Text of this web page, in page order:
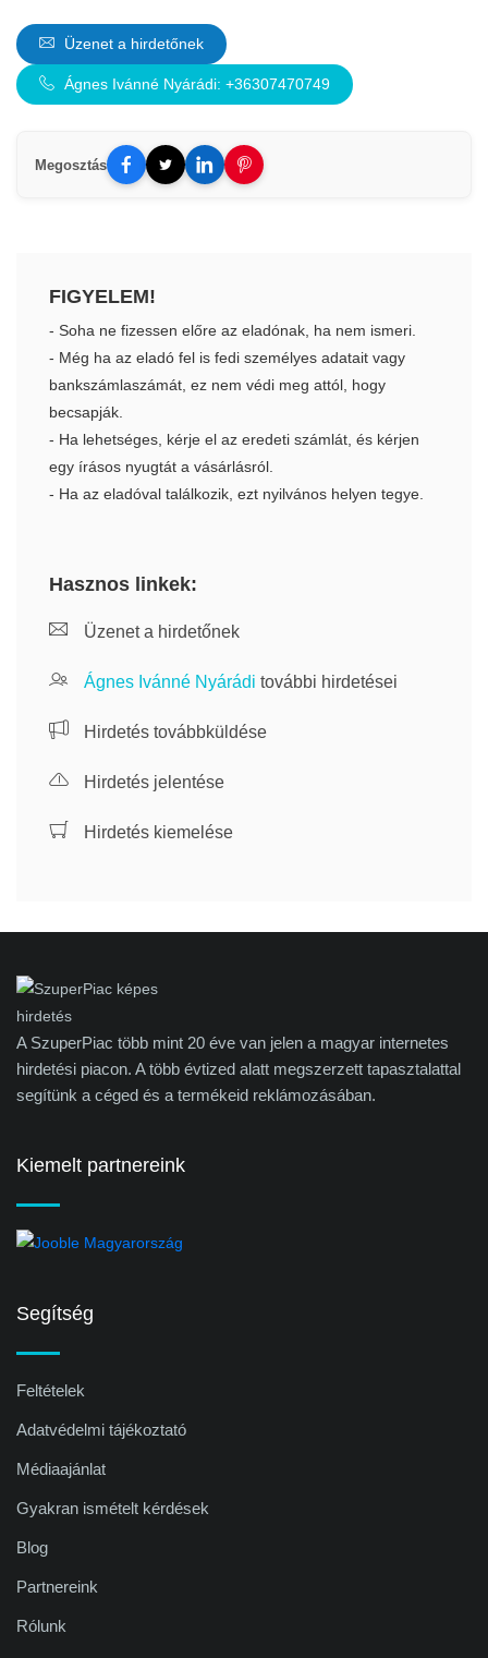
Üzenet a hirdetőnek
Ágnes Ivánné Nyárádi: +36307470749
Megosztás
FIGYELEM!
- Soha ne fizessen előre az eladónak, ha nem ismeri.
- Még ha az eladó fel is fedi személyes adatait vagy
bankszámlaszámát, ez nem védi meg attól, hogy
becsapják.
- Ha lehetséges, kérje el az eredeti számlát, és kérjen
egy írásos nyugtát a vásárlásról.
- Ha az eladóval találkozik, ezt nyilvános helyen tegye.
Hasznos linkek:
Üzenet a hirdetőnek
Ágnes Ivánné Nyárádi további hirdetései
Hirdetés továbbküldése
Hirdetés jelentése
Hirdetés kiemelése
A SzuperPiac több mint 20 éve van jelen a magyar internetes
hirdetési piacon. A több évtized alatt megszerzett tapasztalattal
segítünk a céged és a termékeid reklámozásában.
Kiemelt partnereink
Segítség
Feltételek
Adatvédelmi tájékoztató
Médiaajánlat
Gyakran ismételt kérdések
Blog
Partnereink
Rólunk